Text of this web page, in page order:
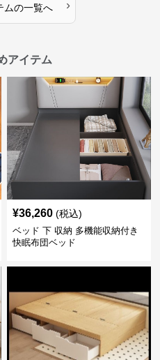
ムの一覧へ ›
アイテム
¥36,260 (税込)
ベッド 下 収納 多機能収納付き
快眠布団ベッド